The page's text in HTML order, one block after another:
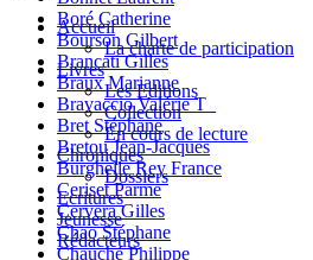
Boré Catherine
Bourson Gilbert
Brancati Gilles
Braux Marianne
Bravaccio Valérie T_
Bret Stéphane
Bretou Jean-Jacques
Burghelle Rey France
Ceriset Parme
Cervera Gilles
Chao Stéphane
Chauché Philippe
Accueil
La charte de participation
Livres
Les Editions
Collection
En cours de lecture
Chroniques
Dossiers
Ecritures
Jeunesse
Rédacteurs